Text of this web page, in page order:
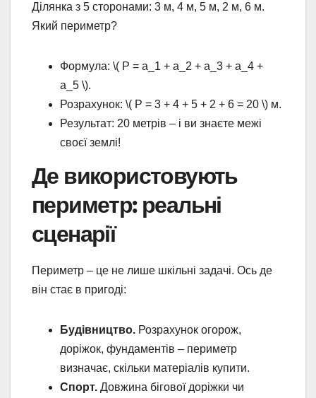
Ділянка з 5 сторонами: 3 м, 4 м, 5 м, 2 м, 6 м.
Який периметр?
Формула: \( P = a_1 + a_2 + a_3 + a_4 +
a_5 \).
Розрахунок: \( P = 3 + 4 + 5 + 2 + 6 = 20 \) м.
Результат: 20 метрів – і ви знаєте межі
своєї землі!
Де використовують
периметр: реальні
сценарії
Периметр – це не лише шкільні задачі. Ось де
він стає в пригоді:
Будівництво. Розрахунок огорож,
доріжок, фундаментів – периметр
визначає, скільки матеріалів купити.
Спорт. Довжина бігової доріжки чи